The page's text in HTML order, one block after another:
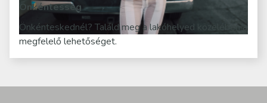
Önkéntesség
Önkénteskednél? Találd meg a lakóhelyed közelében a
megfelelő lehetőséget.